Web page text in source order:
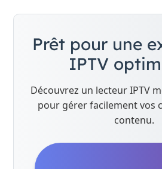
Prêt pour une
IPTV
Découvrez un lecteur IPTV
pour gérer facilement vos
contenu.